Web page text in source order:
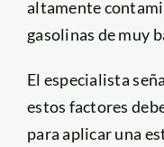
altamente
gasolinas de muy
El especialista
estos factores
para aplicar una